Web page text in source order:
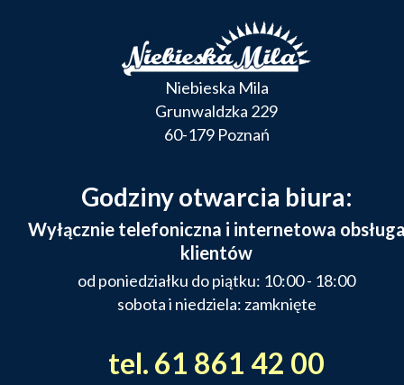
Niebieska Mila
Grunwaldzka 229
60-179 Poznań
Godziny otwarcia biura:
Wyłącznie telefoniczna i internetowa
klientów
od poniedziałku do piątku: 10:00 - 18:00
sobota i niedziela: zamknięte
tel. 61 861 42 00